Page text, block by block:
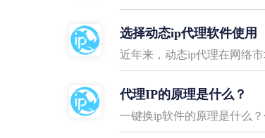
选择动态ip代理软件使用
近年来，动态ip代理在网络
代理IP的原理是什么？
一键换ip软件的原理是什么